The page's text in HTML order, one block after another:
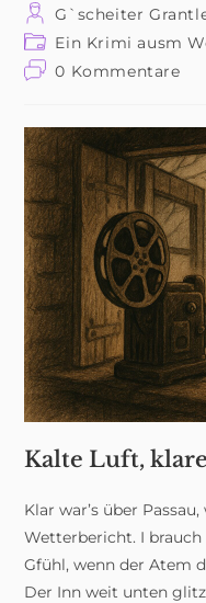
Beitrags-
Autor:
G`scheiter
Beitrags-
Kategorie:
Ein Krimi ausm
Beitrags-
0 Kommentare
Kalte Luft,
Klar war’s über
Wetterbericht. I brauch
Gfühl, wenn der Atem
Der Inn weit unten